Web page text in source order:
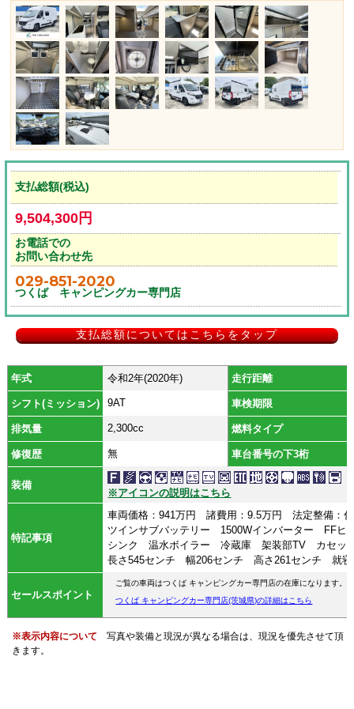
支払総額(税込)
9,504,300円
お電話での
お問い合わせ先
029-851-2020
つくば キャンピングカー専門店
支払総額についてはこちらをタップ
年式 令和2年(2020年) 走行距離
シフト(ミッション) 9AT 車検期限
排気量 2,300cc 燃料タイプ
修復歴 無 車台番号の下3桁
装備
※アイコンの説明はこちら
特記事項
車両価格：941万円 諸費用：9.5万円 法定整備
ツインサブバッテリー 1500Wインバーター FF
シンク 温水ボイラー 冷蔵庫 架装部TV カセッ
長さ545センチ 幅206センチ 高さ261センチ 就
セールスポイント
​ご覧の車両はつくば キャンピングカー専門店の在庫になります。
つくば キャンピングカー専門店(茨城県)の詳細はこちら
※表示内容について
写真や装備と現況が異なる場合は、現況を優先させて頂
きます。